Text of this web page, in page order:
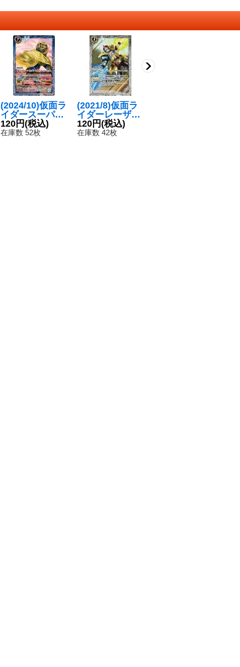
(2024/10)仮面ラ
イダースーパー
ガッチャード ク
ロスユーフォー
120円(税込)
在庫数 52枚
(2021/8)仮面ラ
イダーレーザー
ハンターバイク
ゲーマーレベル
120円(税込)
在庫数 42枚